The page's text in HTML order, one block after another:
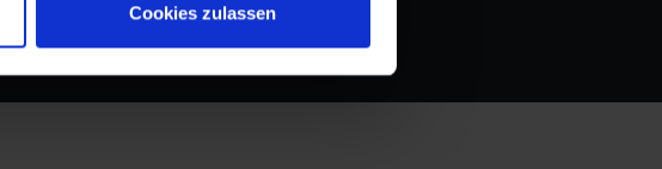
Cookies zulassen